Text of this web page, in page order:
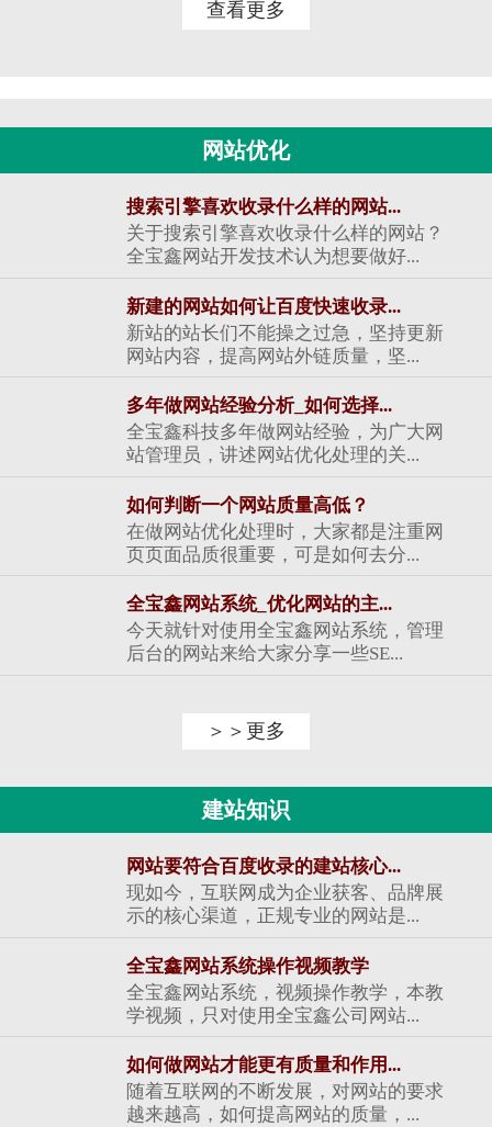
查看更多
网站优化
搜索引擎喜欢收录什么样的网站...
关于搜索引擎喜欢收录什么样的网站？
全宝鑫网站开发技术认为想要做好...
新建的网站如何让百度快速收录...
新站的站长们不能操之过急，坚持更新
网站内容，提高网站外链质量，坚...
多年做网站经验分析_如何选择...
全宝鑫科技多年做网站经验，为广大网
站管理员，讲述网站优化处理的关...
如何判断一个网站质量高低？
在做网站优化处理时，大家都是注重网
页页面品质很重要，可是如何去分...
全宝鑫网站系统_优化网站的主...
今天就针对使用全宝鑫网站系统，管理
后台的网站来给大家分享一些SE...
＞＞更多
建站知识
网站要符合百度收录的建站核心...
现如今，互联网成为企业获客、品牌展
示的核心渠道，正规专业的网站是...
全宝鑫网站系统操作视频教学
全宝鑫网站系统，视频操作教学，本教
学视频，只对使用全宝鑫公司网站...
如何做网站才能更有质量和作用...
随着互联网的不断发展，对网站的要求
越来越高，如何提高网站的质量，...